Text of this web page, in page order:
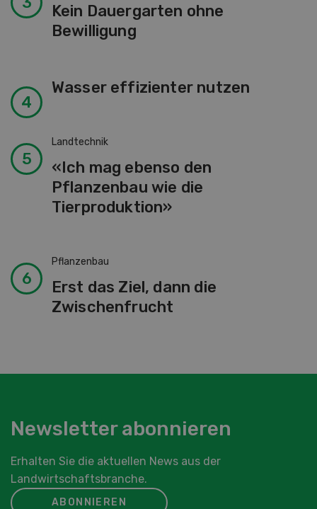
Kein Dauergarten ohne
Bewilligung
Wasser effizienter nutzen
Landtechnik
«Ich mag ebenso den
Pflanzenbau wie die
Tierproduktion»
Pflanzenbau
Erst das Ziel, dann die
Zwischenfrucht
Newsletter abonnieren
Erhalten Sie die aktuellen News aus der
Landwirtschaftsbranche.
ABONNIEREN